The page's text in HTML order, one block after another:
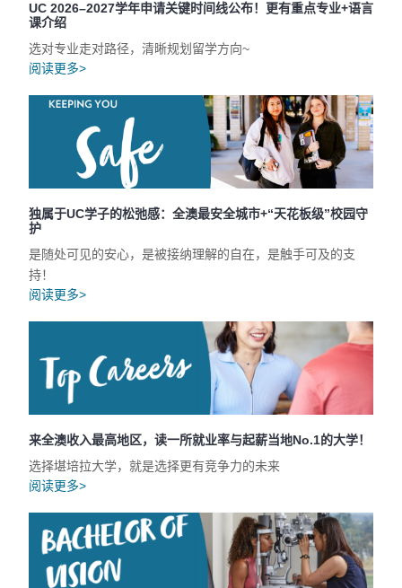
UC 2026–2027学年申请关键时间线公布！更有重点专业+语言
课介绍
选对专业走对路径，清晰规划留学方向~
阅读更多>
独属于UC学子的松弛感：全澳最安全城市+“天花板级”校园守
护
是随处可见的安心，是被接纳理解的自在，是触手可及的支
持！
阅读更多>
来全澳收入最高地区，读一所就业率与起薪当地No.1的大学！
选择堪培拉大学，就是选择更有竞争力的未来
阅读更多>